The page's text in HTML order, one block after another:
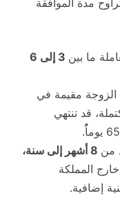
ما بين
3 إلى 6
الزوجة مقيمة في
قد تنتهي
من
المملكة
إضافية.